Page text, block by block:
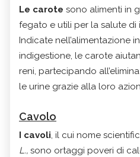
Le carote sono alimenti in
fegato e utili per la salute di
Indicate nell’alimentazione
indigestione, le carote
reni, partecipando
le urine grazie alla loro
Cavolo
I cavoli, il cui nome
L., sono ortaggi poveri di